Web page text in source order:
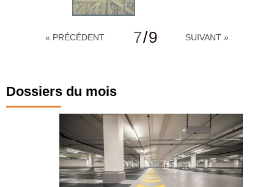
« PRÉCÉDENT 7/9 SUIVANT »
Dossiers du mois